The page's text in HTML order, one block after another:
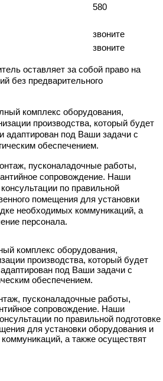
580
звоните
звоните
оставляет за собой право на
без предварительного
комплекс оборудования,
производства, который будет
адаптирован под Ваши задачи с
обеспечением.
пусконаладочные работы,
сопровождение. Наши
по правильной
помещения для установки
необходимых коммуникаций, а
персонала.
комплекс оборудования,
производства, который будет
под Ваши задачи с
обеспечением.
пусконаладочные работы,
сопровождение. Наши
по правильной подготовке
для установки оборудования и
а также осуществят